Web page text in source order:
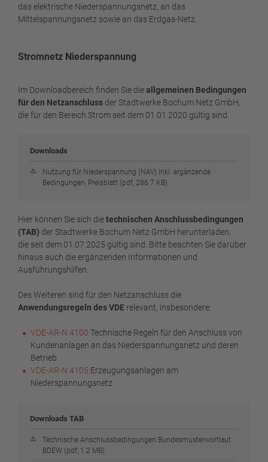
das elektrische Niederspannungsnetz, an das
Mittelspannungsnetz sowie an das Erdgas-Netz.
Stromnetz Niederspannung
Im Downloadbereich finden Sie dieallgemeinen Bedingungen
für den Netzanschluss der Stadtwerke Bochum Netz GmbH,
die für den Bereich Strom seit dem 01.01.2020 gültig sind.
Downloads
Nutzung für Niederspannung (NAV) inkl. ergänzende
Bedingungen, Preisblatt (pdf, 286.7 KB)
Hier können Sie sich dietechnischen Anschlussbedingungen
(TAB) der Stadtwerke Bochum Netz GmbH herunterladen,
die seit dem 01.07.2025 gültig sind. Bitte beachten Sie darüber
hinaus auch die ergänzenden Informationen und
Ausführungshilfen.
Des Weiteren sind für den Netzanschluss die
Anwendungsregeln des VDE relevant, insbesondere:
VDE-AR-N 4100 Technische Regeln für den Anschluss von
Kundenanlagen an das Niederspannungsnetz und deren
Betrieb
VDE-AR-N 4105 Erzeugungsanlagen am
Niederspannungsnetz
Downloads TAB
Technische Anschlussbedingungen Bundesmusterwortlaut
BDEW (pdf, 1.2 MB)